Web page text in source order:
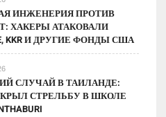
ИНЖЕНЕРИЯ ПРОТИВ
ХАКЕРЫ АТАКОВАЛИ
KKR И ДРУГИЕ ФОНДЫ США
СЛУЧАЙ В ТАИЛАНДЕ:
СТРЕЛЬБУ В ШКОЛЕ